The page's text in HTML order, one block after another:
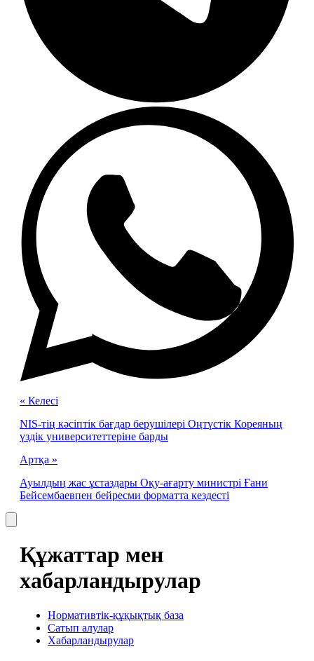
« Келесі
NIS-тің кәсіптік бағдар берушілері Оңтүстік Кореяның
үздік университеттеріне барды
Артқа »
Ауылдың жас ұстаздары Оқу-ағарту министрі Ғани
Бейсембаевпен бейресми форматта кездесті
Құжаттар мен
хабарландырулар
Нормативтік-құқықтық база
Сатып алулар
Хабарландырулар